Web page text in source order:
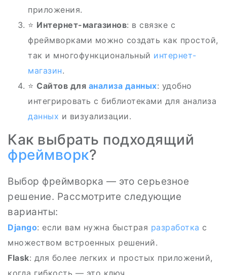
приложения.
⭐ Интернет-магазинов: в связке с
фреймворками можно создать как простой,
так и многофункциональный интернет-
магазин.
⭐ Сайтов для анализа данных: удобно
интегрировать с библиотеками для анализа
данных и визуализации.
Как выбрать подходящий
фреймворк?
Выбор фреймворка — это серьезное
решение. Рассмотрите следующие
варианты:
Django: если вам нужна быстрая разработка с
множеством встроенных решений.
Flask: для более легких и простых приложений,
когда гибкость — это ключ.